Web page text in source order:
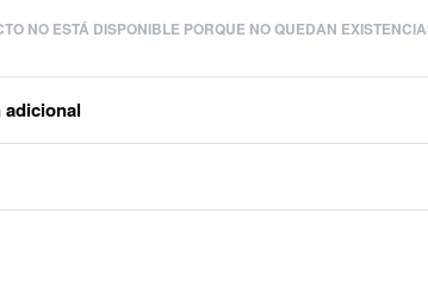
NO ESTÁ DISPONIBLE PORQUE NO QUEDAN